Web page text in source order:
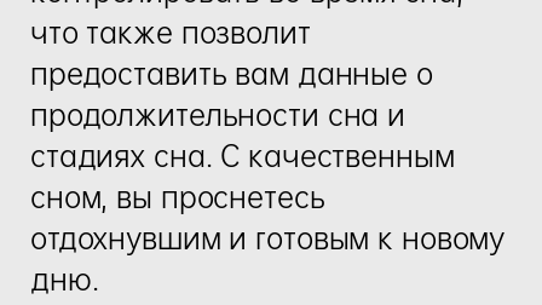
что также позволит
предоставить вам данные о
продолжительности сна и
стадиях сна. С качественным
сном, вы проснетесь
отдохнувшим и готовым к новому
дню.